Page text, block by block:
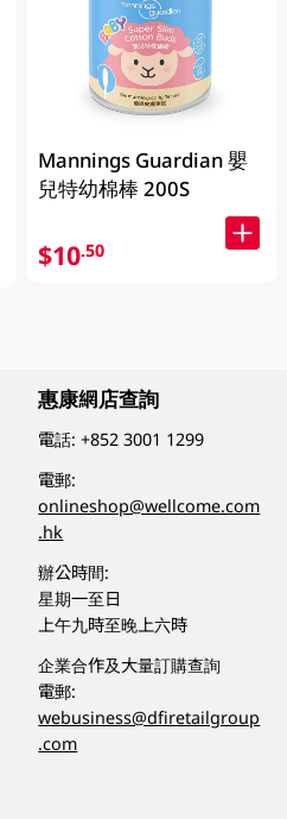
Mannings Guardian 嬰
兒特幼棉棒 200S
$10.50
惠康網店查詢
電話:+852 3001 1299
電郵:
onlineshop@wellcome.com
.hk
辦公時間:
星期一至日
上午九時至晚上六時
企業合作及大量訂購查詢
電郵:
webusiness@dfiretailgroup
.com